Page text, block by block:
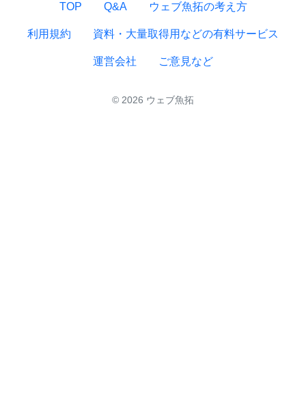
TOP Q&A ウェブ魚拓の考え方
利用規約 資料・大量取得用などの有料サービス
運営会社 ご意見など
© 2026 ウェブ魚拓